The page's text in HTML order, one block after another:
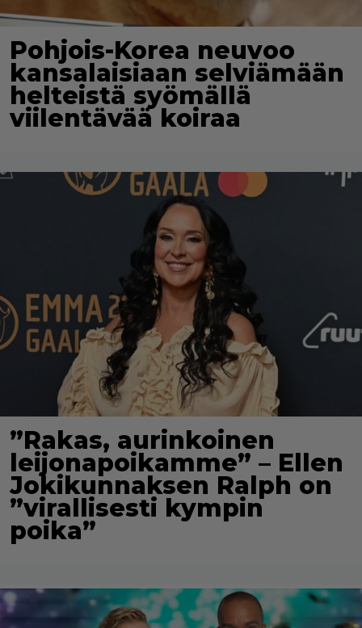
Pohjois-Korea neuvoo
kansalaisiaan selviämään
helteistä syömällä
viilentävää koiraa
”Rakas, aurinkoinen
leijonapoikamme” – Ellen
Jokikunnaksen Ralph on
”virallisesti kympin
poika”